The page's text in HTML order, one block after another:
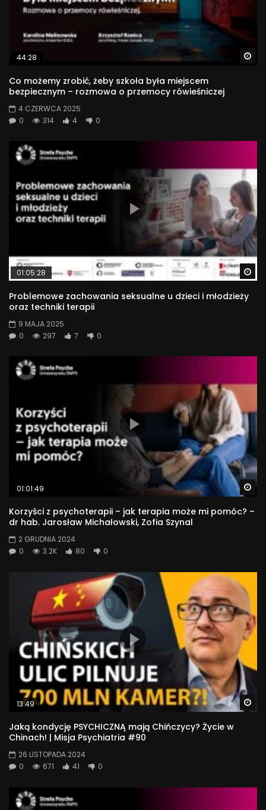
44:28
Co możemy zrobić, żeby szkoła była miejscem
bezpiecznym – rozmowa o przemocy rówieśniczej
4 CZERWCA 2025
0
314 4 0
01:05:28
Problemowe zachowania seksualne u dzieci i młodzieży
oraz techniki terapii
9 MAJA 2025
0
297 7 0
01:01:49
Korzyści z psychoterapii – jak terapia może mi pomóc? –
dr hab. Jarosław Michałowski, Zofia Szynal
2 GRUDNIA 2024
0
3.2K 80 0
13:49
Jaką kondycję PSYCHICZNĄ mają Chińczycy? Życie w
Chinach! | Misja Psychiatria #90
26 LISTOPADA 2024
0
671 41 0